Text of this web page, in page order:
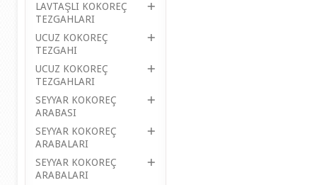
LAVTAŞLI KOKOREÇ
TEZGAHLARI
UCUZ KOKOREÇ
TEZGAHI
UCUZ KOKOREÇ
TEZGAHLARI
SEYYAR KOKOREÇ
ARABASI
SEYYAR KOKOREÇ
ARABALARI
SEYYAR KOKOREÇ
ARABALARI